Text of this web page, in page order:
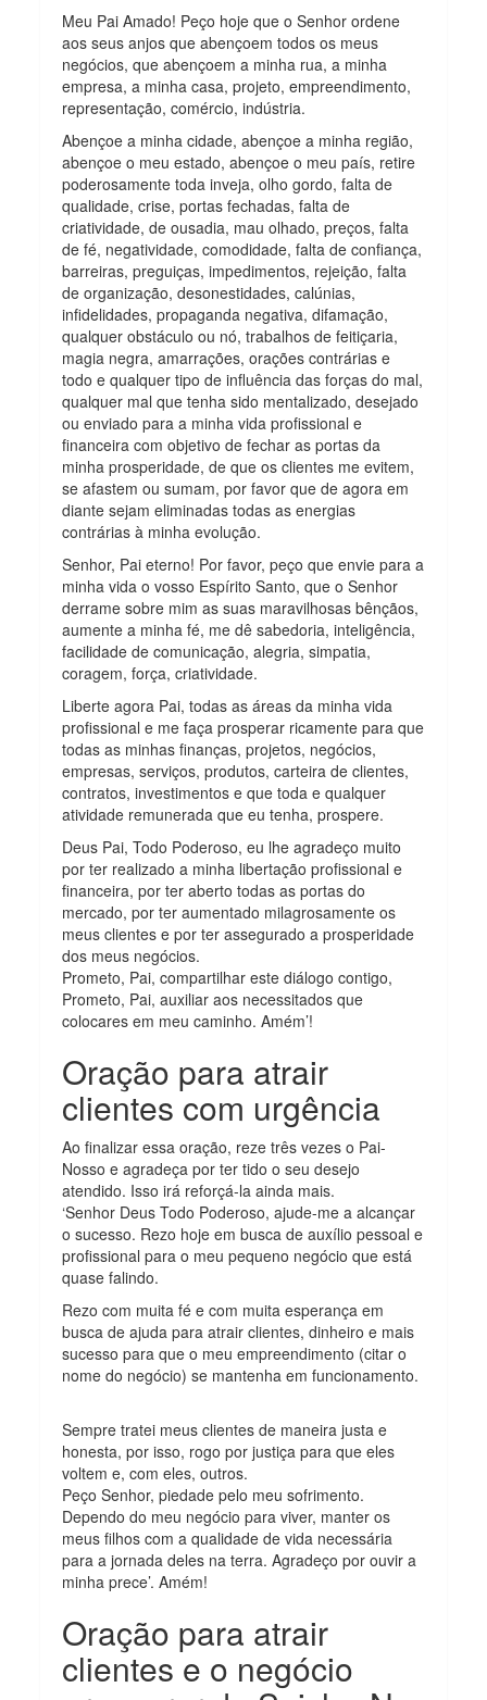
Meu Pai Amado! Peço hoje que o Senhor ordene
aos seus anjos que abençoem todos os meus
negócios, que abençoem a minha rua, a minha
empresa, a minha casa, projeto, empreendimento,
representação, comércio, indústria.
Abençoe a minha cidade, abençoe a minha região,
abençoe o meu estado, abençoe o meu país, retire
poderosamente toda inveja, olho gordo, falta de
qualidade, crise, portas fechadas, falta de
criatividade, de ousadia, mau olhado, preços, falta
de fé, negatividade, comodidade, falta de confiança,
barreiras, preguiças, impedimentos, rejeição, falta
de organização, desonestidades, calúnias,
infidelidades, propaganda negativa, difamação,
qualquer obstáculo ou nó, trabalhos de feitiçaria,
magia negra, amarrações, orações contrárias e
todo e qualquer tipo de influência das forças do mal,
qualquer mal que tenha sido mentalizado, desejado
ou enviado para a minha vida profissional e
financeira com objetivo de fechar as portas da
minha prosperidade, de que os clientes me evitem,
se afastem ou sumam, por favor que de agora em
diante sejam eliminadas todas as energias
contrárias à minha evolução.
Senhor, Pai eterno! Por favor, peço que envie para a
minha vida o vosso Espírito Santo, que o Senhor
derrame sobre mim as suas maravilhosas bênçãos,
aumente a minha fé, me dê sabedoria, inteligência,
facilidade de comunicação, alegria, simpatia,
coragem, força, criatividade.
Liberte agora Pai, todas as áreas da minha vida
profissional e me faça prosperar ricamente para que
todas as minhas finanças, projetos, negócios,
empresas, serviços, produtos, carteira de clientes,
contratos, investimentos e que toda e qualquer
atividade remunerada que eu tenha, prospere.
Deus Pai, Todo Poderoso, eu lhe agradeço muito
por ter realizado a minha libertação profissional e
financeira, por ter aberto todas as portas do
mercado, por ter aumentado milagrosamente os
meus clientes e por ter assegurado a prosperidade
dos meus negócios.
Prometo, Pai, compartilhar este diálogo contigo,
Prometo, Pai, auxiliar aos necessitados que
colocares em meu caminho. Amém’!
Oração para atrair
clientes com urgência
Ao finalizar essa oração, reze três vezes o Pai-
Nosso e agradeça por ter tido o seu desejo
atendido. Isso irá reforçá-la ainda mais.
‘Senhor Deus Todo Poderoso, ajude-me a alcançar
o sucesso. Rezo hoje em busca de auxílio pessoal e
profissional para o meu pequeno negócio que está
quase falindo.
Rezo com muita fé e com muita esperança em
busca de ajuda para atrair clientes, dinheiro e mais
sucesso para que o meu empreendimento (citar o
nome do negócio) se mantenha em funcionamento.
Sempre tratei meus clientes de maneira justa e
honesta, por isso, rogo por justiça para que eles
voltem e, com eles, outros.
Peço Senhor, piedade pelo meu sofrimento.
Dependo do meu negócio para viver, manter os
meus filhos com a qualidade de vida necessária
para a jornada deles na terra. Agradeço por ouvir a
minha prece’. Amém!
Oração para atrair
clientes e o negócio